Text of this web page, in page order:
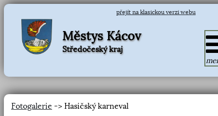
přejít na klasickou verzi webu
Městys Kácov
Středočeský kraj
Fotogalerie -> Hasičský karneval